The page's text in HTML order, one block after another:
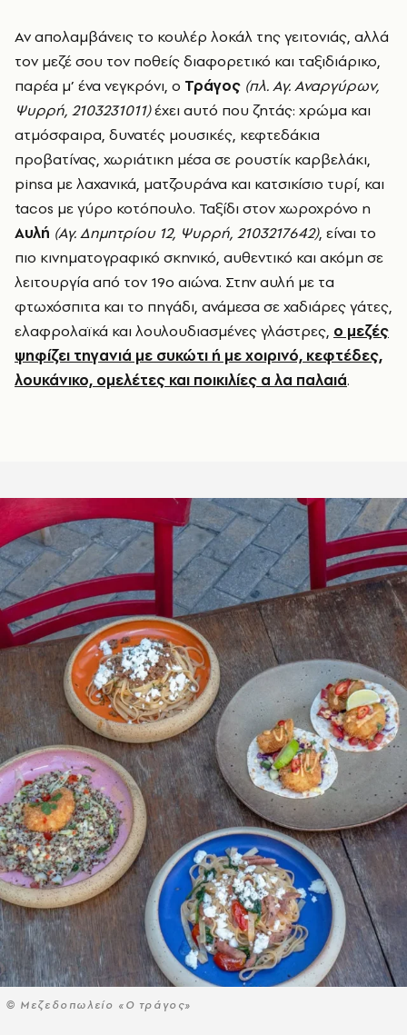
Αν απολαμβάνεις το κουλέρ λοκάλ της γειτονιάς, αλλά
τον μεζέ σου τον ποθείς διαφορετικό και ταξιδιάρικο,
παρέα μ’ ένα νεγκρόνι, ο Τράγος (πλ. Αγ. Αναργύρων,
Ψυρρή, 2103231011)έχει αυτό που ζητάς: χρώμα και
ατμόσφαιρα, δυνατές μουσικές, κεφτεδάκια
προβατίνας, χωριάτικη μέσα σε ρουστίκ καρβελάκι,
pinsa με λαχανικά, ματζουράνα και κατσικίσιο τυρί, και
tacos με γύρο κοτόπουλο. Ταξίδι στον χωροχρόνο η
Αυλή (Αγ. Δημητρίου 12, Ψυρρή, 2103217642), είναι το
πιο κινηματογραφικό σκηνικό, αυθεντικό και ακόμη σε
λειτουργία από τον 19ο αιώνα. Στην αυλή με τα
φτωχόσπιτα και το πηγάδι, ανάμεσα σε χαδιάρες γάτες,
ελαφρολαϊκά και λουλουδιασμένες γλάστρες, ο μεζές
ψηφίζει τηγανιά με συκώτι ή με χοιρινό, κεφτέδες,
λουκάνικο, ομελέτες και ποικιλίες α λα παλαιά.
© Μεζεδοπωλείο «Ο τράγος»